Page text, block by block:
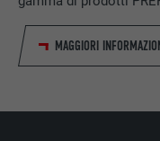
MAGGIORI
SCOPO
serie
NOME fr